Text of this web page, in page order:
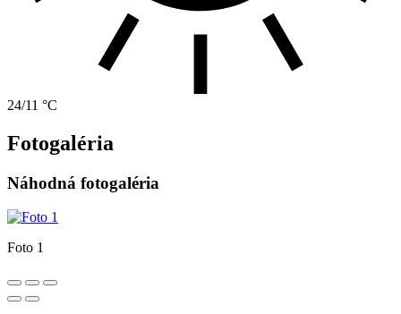
24/11 °C
Fotogaléria
Náhodná fotogaléria
Foto 1